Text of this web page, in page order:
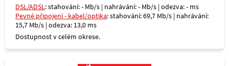
DSL/ADSL: stahování: - Mb/s | nahrávání: - Mb/s | odezva: - ms
Pevné připojení - kabel/optika: stahování: 69,7 Mb/s | nahrávání:
15,7 Mb/s | odezva: 13,0 ms
Dostupnost v celém okrese.